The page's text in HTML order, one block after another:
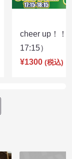
cheer up！
17:15）
¥1300 (税込)